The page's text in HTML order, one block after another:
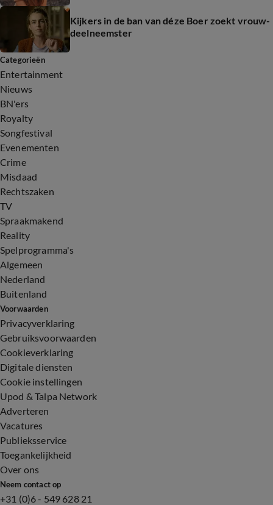
Kijkers in de ban van déze Boer zoekt vrouw-
deelneemster
Categorieën
Entertainment
Nieuws
BN'ers
Royalty
Songfestival
Evenementen
Crime
Misdaad
Rechtszaken
TV
Spraakmakend
Reality
Spelprogramma's
Algemeen
Nederland
Buitenland
Voorwaarden
Privacyverklaring
Gebruiksvoorwaarden
Cookieverklaring
Digitale diensten
Cookie instellingen
Upod & Talpa Network
Adverteren
Vacatures
Publieksservice
Toegankelijkheid
Over ons
Neem contact op
+31 (0)6 - 549 628 21